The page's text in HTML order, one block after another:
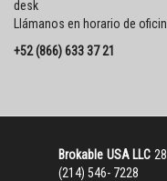
Llámanos en horario de
+52 (866) 633 37 21
Brokable USA LLC